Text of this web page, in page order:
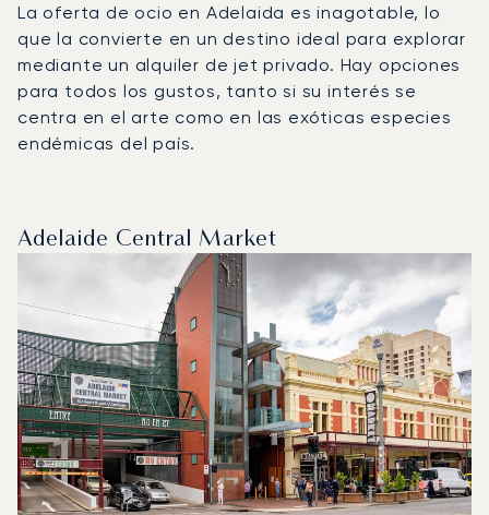
La oferta de ocio en Adelaida es inagotable, lo
que la convierte en un destino ideal para explorar
mediante un alquiler de jet privado. Hay opciones
para todos los gustos, tanto si su interés se
centra en el arte como en las exóticas especies
endémicas del país.
Adelaide Central Market